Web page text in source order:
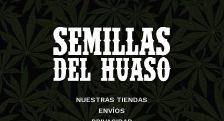
NUESTRAS TIENDAS
ENVÍOS